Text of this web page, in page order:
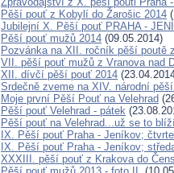
Pěší pouť z Kobylí do Žarošic 2014
Jubilejní X. Pěší pouť PRAHA -
Pěší pouť mužů 2014 (09.05.2014)
Pozvánka na XII. ročník pěší poutě
VII. pěší pouť mužů z Vranova nad
XII. dívčí pěší pouť 2014
Srdečně zveme na XIV. národní
Moje první Pěší Pouť na Velehrad
Pěší pouť Velehrad - pátek
Pěší pouť na Velehrad...už se to
IX. Pěší pouť Praha - Jeníkov;
IX. Pěší pouť Praha - Jeníkov;
XXXIII. pěší pouť z Krakova do